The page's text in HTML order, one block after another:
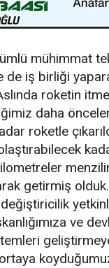
mühimmat
iş birliği
roketin
daha
roketle
getirmiş olduk.
ve